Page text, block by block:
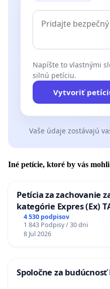
Napíšte to vlastnými
silnú petíciu.
Vytvoriť
Vaše údaje zostávajú
Iné petície, ktoré by vás
Petícia za zachovanie
kategórie Expres (Ex)
stanici Púchov
4 530 podpisov
1 843 Podpisy / 30 dni
8 Jul 2026
Spoločne za budúcnosť